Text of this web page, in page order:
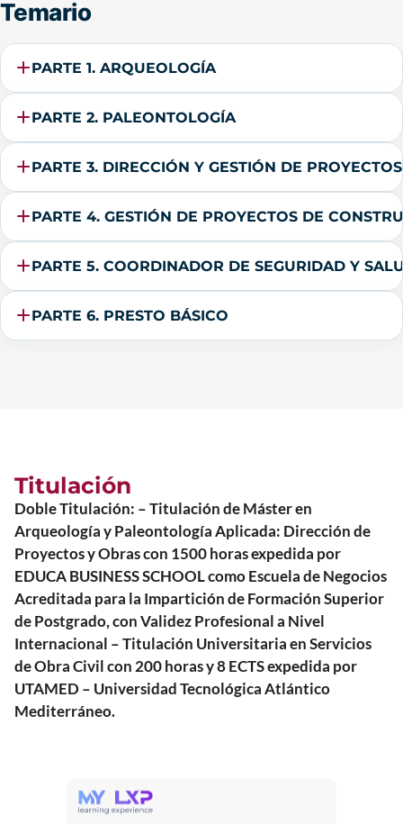
Temario
PARTE 1. ARQUEOLOGÍA
PARTE 2. PALEONTOLOGÍA
PARTE 3. DIRECCIÓN Y GESTIÓN DE PROYECTOS
PARTE 4. GESTIÓN DE PROYECTOS DE
PARTE 5. COORDINADOR DE SEGURIDAD Y
PARTE 6. PRESTO BÁSICO
Titulación
Doble Titulación: – Titulación de Máster en
Arqueología y Paleontología Aplicada: Dirección de
Proyectos y Obras con 1500 horas expedida por
EDUCA BUSINESS SCHOOL como Escuela de Negocios
Acreditada para la Impartición de Formación Superior
de Postgrado, con Validez Profesional a Nivel
Internacional – Titulación Universitaria en Servicios
de Obra Civil con 200 horas y 8 ECTS expedida por
UTAMED – Universidad Tecnológica Atlántico
Mediterráneo.